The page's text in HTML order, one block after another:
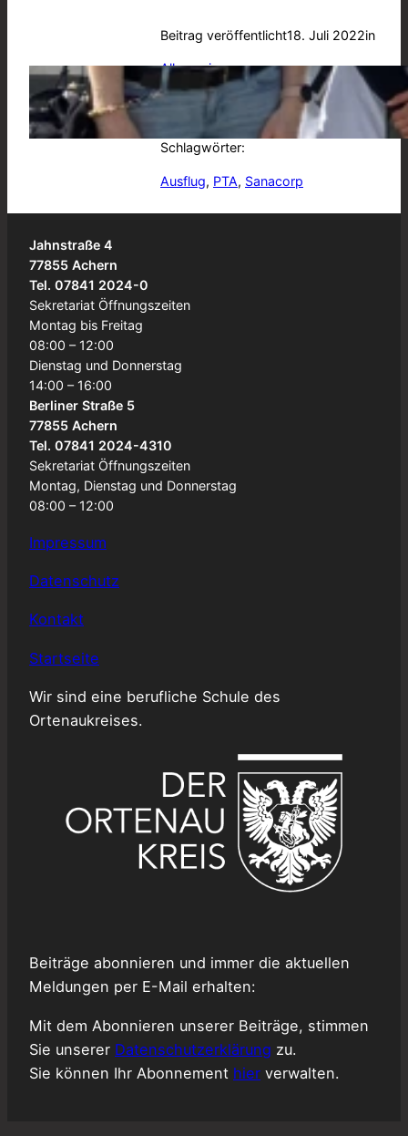
Beitrag veröffentlicht18. Juli 2022in
Allgemein
von BSA
Schlagwörter:
Ausflug, PTA, Sanacorp
Jahnstraße 4
77855 Achern
Tel. 07841 2024-0
Sekretariat Öffnungszeiten
Montag bis Freitag
08:00 – 12:00
Dienstag und Donnerstag
14:00 – 16:00
Berliner Straße 5
77855 Achern
Tel. 07841 2024-4310
Sekretariat Öffnungszeiten
Montag, Dienstag und Donnerstag
08:00 – 12:00
Impressum
Datenschutz
Kontakt
Startseite
Wir sind eine berufliche Schule des
Ortenaukreises.
Beiträge abonnieren und immer die aktuellen
Meldungen per E-Mail erhalten:
Mit dem Abonnieren unserer Beiträge, stimmen
Sie unserer Datenschutzerklärung zu.
Sie können Ihr Abonnement hier verwalten.